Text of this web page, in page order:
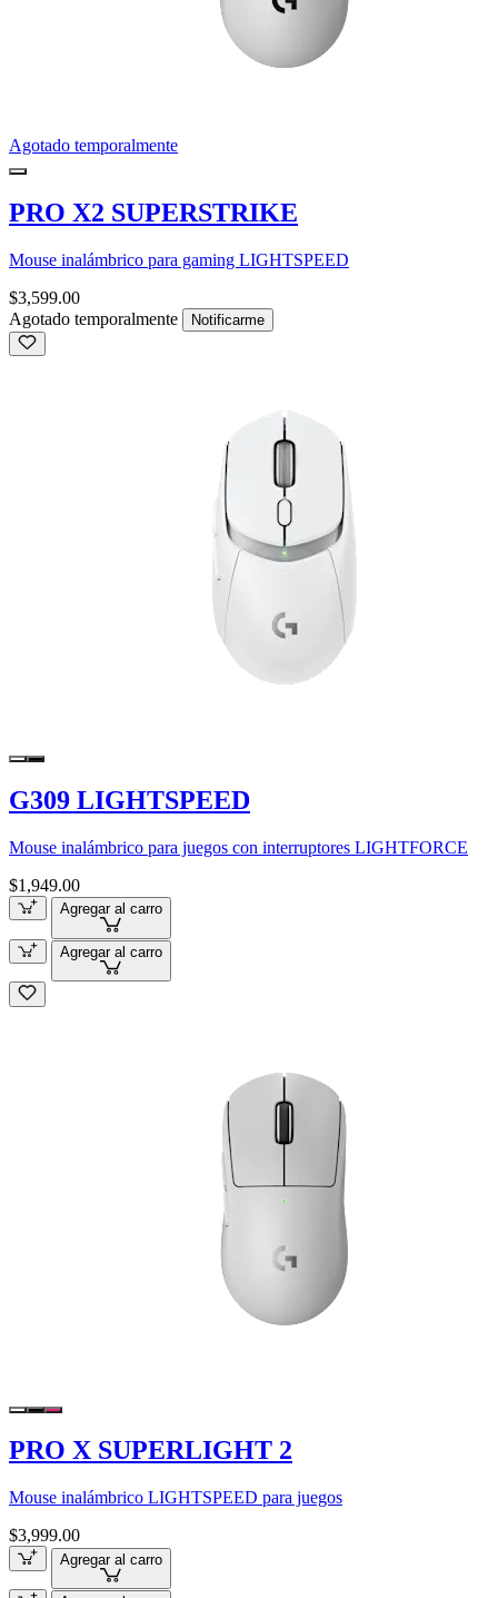
Agotado temporalmente
PRO X2 SUPERSTRIKE
Mouse inalámbrico para gaming LIGHTSPEED
$3,599.00
Agotado temporalmente
Notificarme
G309 LIGHTSPEED
Mouse inalámbrico para juegos con interruptores LIGHTFORCE
$1,949.00
Agregar al carro
Agregar al carro
PRO X SUPERLIGHT 2
Mouse inalámbrico LIGHTSPEED para juegos
$3,999.00
Agregar al carro